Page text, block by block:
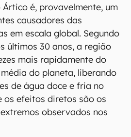
é, provavelmente, um
causadores das
em escala global. Segundo
últimos 30 anos, a região
mais rapidamente do
do planeta, liberando
de água doce e fria no
efeitos diretos são os
observados nos